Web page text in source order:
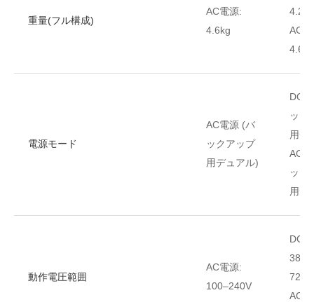
重量(フル構成)
AC電源:
4.6kg
4.2kg
AC
4.6kg
電源モード
AC電源 (バ
ックアップ
用デュアル)
DC
ック
用デ
AC
ック
用デ
動作電圧範囲
AC電源:
100–240V
DC
72V
AC